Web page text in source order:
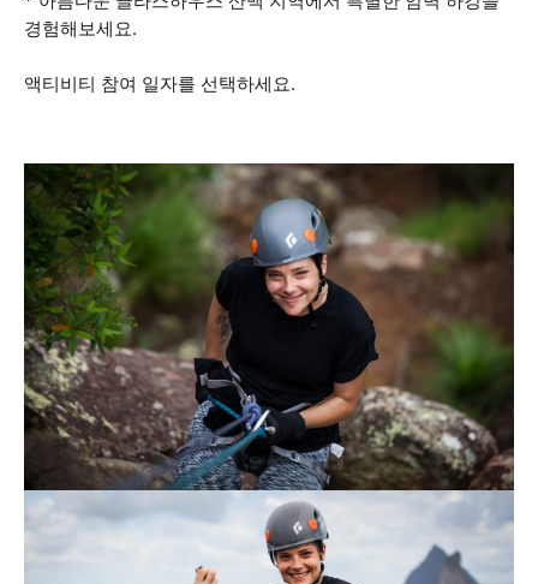
경험해보세요.
액티비티 참여 일자를 선택하세요.